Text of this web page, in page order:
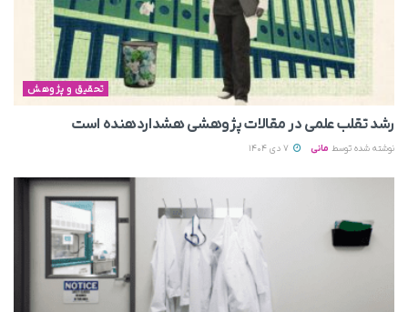
تحقیق و پژوهش
رشد تقلب علمی در مقالات پژوهشی هشداردهنده است
نوشته شده توسط مانی